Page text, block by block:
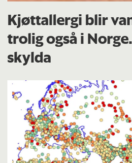
Kjøttallergi blir
trolig også i
skylda